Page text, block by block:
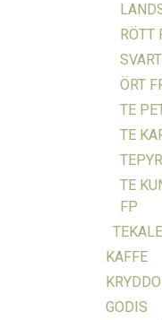
RÖTT
ÖRT
TE
TE
TE
FP
KAFFE
GODIS